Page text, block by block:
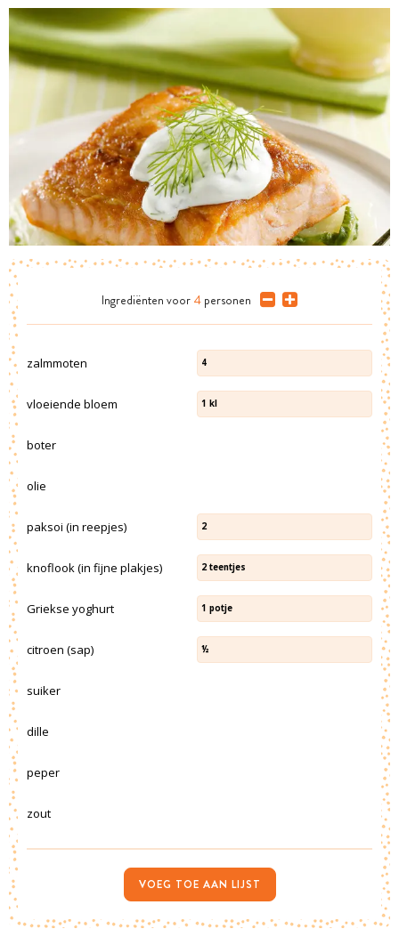
Ingrediënten voor 4 personen
zalmmoten 4
vloeiende bloem 1 kl
boter
olie
paksoi (in reepjes) 2
knoflook (in fijne plakjes) 2 teentjes
Griekse yoghurt 1 potje
citroen (sap) ½
suiker
dille
peper
zout
VOEG TOE AAN LIJST